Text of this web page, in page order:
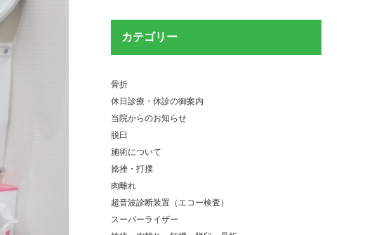
カテゴリー
骨折
休日診療・休診の御案内
当院からのお知らせ
脱臼
施術について
捻挫・打撲
肉離れ
超音波診断装置（エコー検査）
スーパーライザー